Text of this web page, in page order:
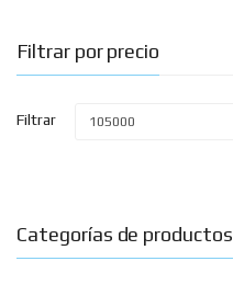
Filtrar por precio
Filtrar
Categorías de productos